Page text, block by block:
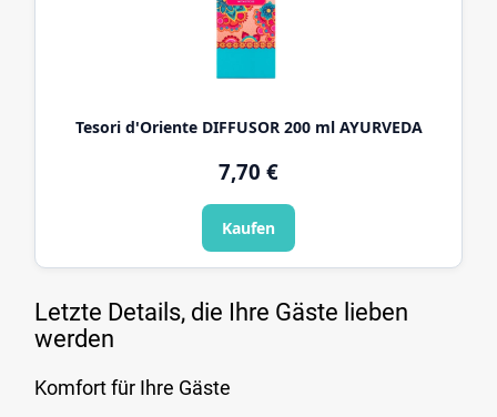
Tesori d'Oriente DIFFUSOR 200 ml AYURVEDA
7,70 €
Kaufen
Letzte Details, die Ihre Gäste lieben
werden
Komfort für Ihre Gäste